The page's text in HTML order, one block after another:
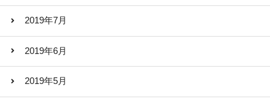
2019年7月
2019年6月
2019年5月